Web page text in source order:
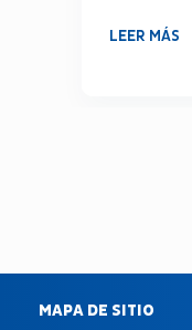
LEER MÁS
MAPA DE SITIO